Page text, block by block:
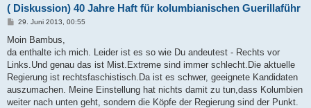
( Diskussion) 40 Jahre Haft für kolumbianischen Guerillaführ
B
i
r
a
29. Juni 2013, 00:55
Moin Bambus,
da enthalte ich mich. Leider ist es so wie Du andeutest - Rechts vor
Links.Und genau das ist Mist.Extreme sind immer schlecht.Die aktuelle
Regierung ist rechtsfaschistisch.Da ist es schwer, geeignete Kandidaten
auszumachen. Meine Einstellung hat nichts damit zu tun,dass Kolumbien
weiter nach unten geht, sondern die Köpfe der Regierung sind der Punkt.